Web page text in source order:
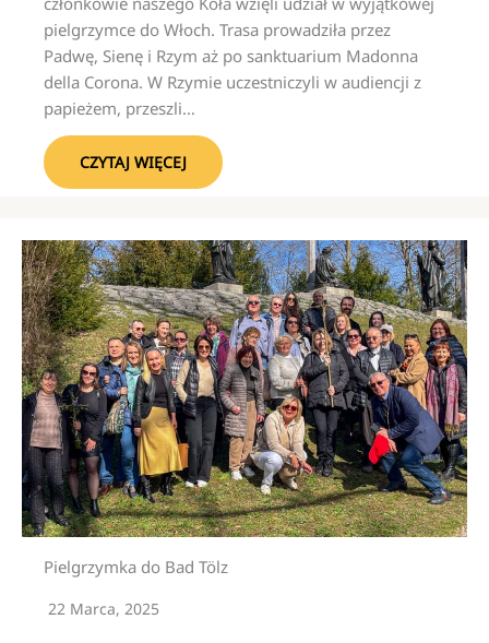
pielgrzymce do Włoch. Trasa prowadziła przez
Padwę, Sienę i Rzym aż po sanktuarium Madonna
della Corona. W Rzymie uczestniczyli w audiencji z
papieżem, przeszli…
CZYTAJ WIĘCEJ
Pielgrzymka do Bad Tölz
22 Marca, 2025